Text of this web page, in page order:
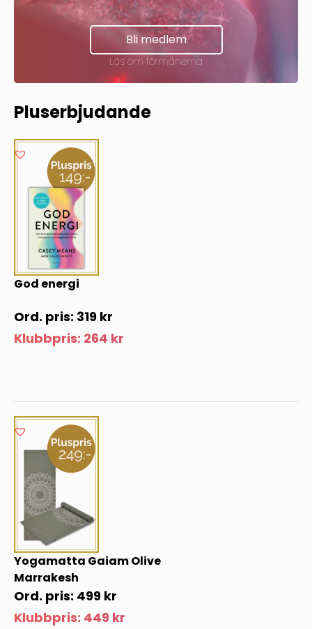
Bli medlem
Läs om förmånerna
Pluserbjudande
God energi
319 kr
Klubbpris: 264 kr
Yogamatta Gaiam Olive
Marrakesh
499 kr
Klubbpris: 449 kr